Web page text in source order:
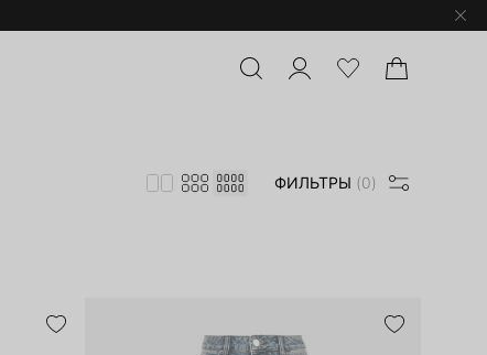
ФИЛЬТРЫ (0)